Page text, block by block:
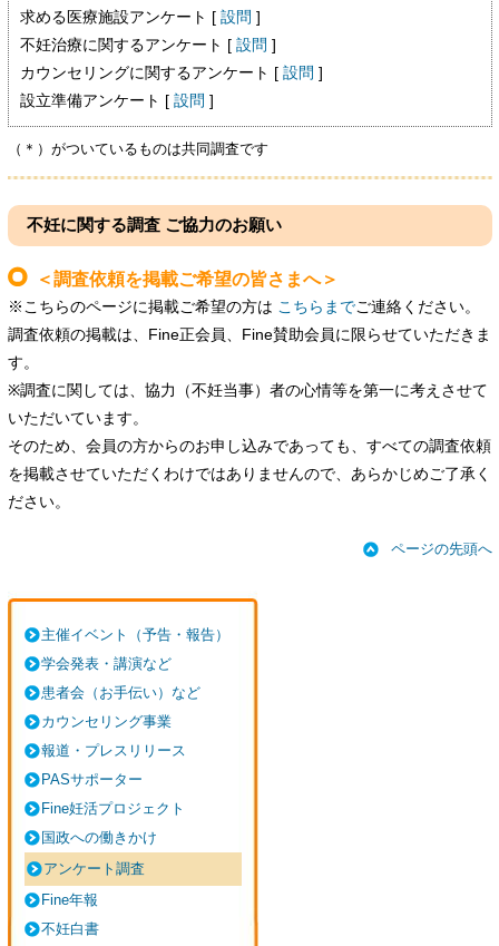
求める医療施設アンケート [ 設問 ]
不妊治療に関するアンケート [ 設問 ]
カウンセリングに関するアンケート [ 設問 ]
設立準備アンケート [ 設問 ]
（＊）がついているものは共同調査です
不妊に関する調査 ご協力のお願い
＜調査依頼を掲載ご希望の皆さまへ＞
※こちらのページに掲載ご希望の方は こちらまでご連絡ください。
調査依頼の掲載は、Fine正会員、Fine賛助会員に限らせていただきま
す。
※調査に関しては、協力（不妊当事）者の心情等を第一に考えさせて
いただいています。
そのため、会員の方からのお申し込みであっても、すべての調査依頼
を掲載させていただくわけではありませんので、あらかじめご了承く
ださい。
ページの先頭へ
主催イベント（予告・報告）
学会発表・講演など
患者会（お手伝い）など
カウンセリング事業
報道・プレスリリース
PASサポーター
Fine妊活プロジェクト
国政への働きかけ
アンケート調査
Fine年報
不妊白書